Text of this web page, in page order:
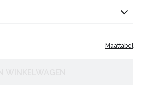
Maattabel